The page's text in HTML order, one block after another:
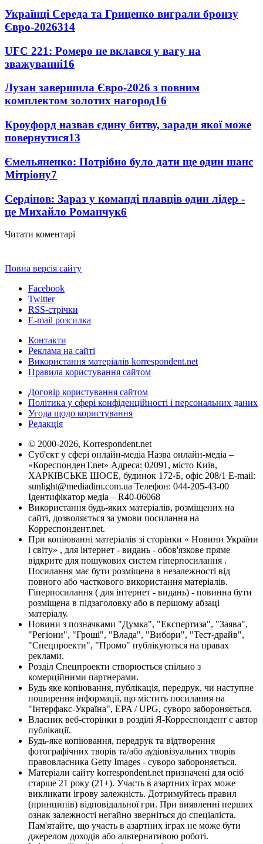
Українці Середа та Гриценко виграли бронзу
Євро-2026314
UFC 221: Ромеро не вклався у вагу на
зважуванні16
Лузан завершила Євро-2026 з повним
комплектом золотих нагород16
Кроуфорд назвав єдину битву, заради якої може
повернутися13
Ємельяненко: Потрібно було дати ще один шанс
Мітріону7
Сердінов: Зараз у команді плавців один лідер -
це Михайло Романчук6
Читати коментарі
Повна версія сайту
Facebook
Twitter
RSS-стрічки
E-mail розсилка
Контакти
Реклама на сайті
Використання матеріалів korrespondent.net
Правила користування сайтом
Договір користування сайтом
Політика у сфері конфіденційності і персональних даних
Угода щодо користування
Редакція
© 2000-2026, Korrespondent.net
Суб'єкт у сфері онлайн-медіа Назва онлайн-медіа –
«КореспонденТ.net» Адреса: 02091, місто Київ,
ХАРКІВСЬКЕ ШОСЕ, будинок 172-Б, офіс 208/1 E-mail:
sunlight@mediadim.com.ua Телефон: 044-205-43-00
Ідентифікатор медіа – R40-06068
Використання будь-яких матеріалів, розміщених на
сайті, дозволяється за умови посилання на
Корреспондент.net.
При копіюванні матеріалів зі сторінки « Новини України
і світу» , для інтернет - видань - обов'язкове пряме
відкрите для пошукових систем гіперпосилання .
Посилання має бути розміщена в незалежності від
повного або часткового використання матеріалів.
Гіперпосилання ( для інтернет - видань) - повинна бути
розміщена в підзаголовку або в першому абзаці
матеріалу.
Новини з позначками "Думка", "Експертиза", "Заява",
"Регіони", "Гроші", "Влада", "Вибори", "Тест-драйв",
"Спецпроекти", "Промо" публікуються на правах
реклами.
Розділ Спецпроекти створюється спільно з
комерційними партнерами.
Будь яке копіювання, публікація, передрук, чи наступне
поширення інформації, що містить посилання на
"Інтерфакс-Україна", EPA / UPG, суворо забороняється.
Власник веб-сторінки в розділі Я-Корреспондент є автор
публікації.
Будь-яке копіювання, передрук та відтворення
фотографічних творів та/або аудіовізуальних творів
правовласника Getty Images - суворо забороняється.
Матеріали сайту korrespondent.net призначені для осіб
старше 21 року (21+). Участь в азартних іграх може
викликати ігрову залежність. Дотримуйтесь правил
(принципів) відповідальної гри. При виявленні перших
ознак залежності негайно зверніться до спеціаліста.
Пам'ятайте, що участь в азартних іграх не може бути
джерелом доходів або альтернативою роботі.